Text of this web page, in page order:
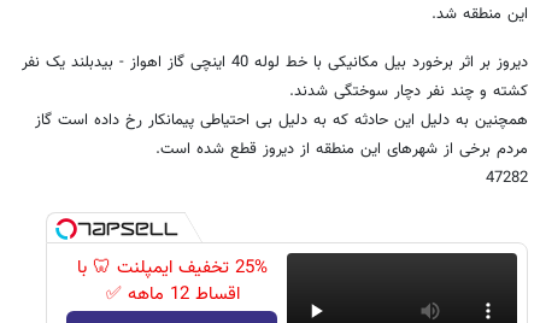
این منطقه شد.
دیروز بر اثر برخورد بیل مکانیکی با خط لوله 40 اینچی گاز اهواز - بیدبلند یک نفر
کشته و چند نفر دچار سوختگی شدند.
همچنین به دلیل این حادثه که به دلیل بی احتیاطی پیمانکار رخ داده است گاز
مردم برخی از شهرهای این منطقه از دیروز قطع شده است.
47282
25% تخفیف ایمپلنت 🦷 با
اقساط 12 ماهه ✅